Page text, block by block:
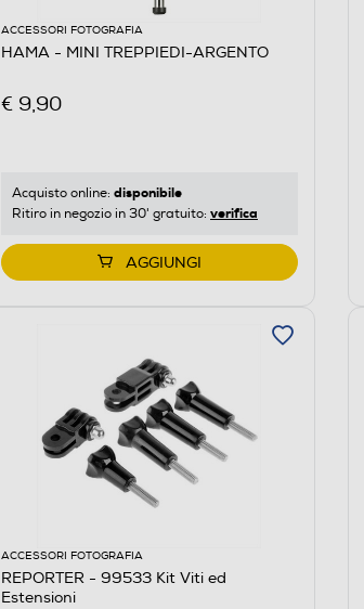
ACCESSORI FOTOGRAFIA
HAMA - MINI TREPPIEDI-ARGENTO
€ 9,90
Acquisto online: disponibile
Ritiro in negozio in 30' gratuito: verifica
AGGIUNGI
ACCESSORI FOTOGRAFIA
REPORTER - 99533 Kit Viti ed
Estensioni